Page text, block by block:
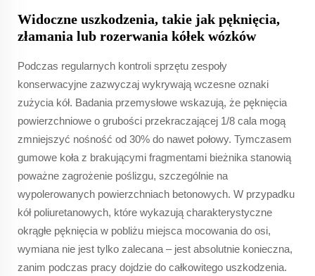
Widoczne uszkodzenia, takie jak pęknięcia,
złamania lub rozerwania kółek wózków
Podczas regularnych kontroli sprzętu zespoły
konserwacyjne zazwyczaj wykrywają wczesne oznaki
zużycia kół. Badania przemysłowe wskazują, że pęknięcia
powierzchniowe o grubości przekraczającej 1/8 cala mogą
zmniejszyć nośność od 30% do nawet połowy. Tymczasem
gumowe koła z brakującymi fragmentami bieżnika stanowią
poważne zagrożenie poślizgu, szczególnie na
wypolerowanych powierzchniach betonowych. W przypadku
kół poliuretanowych, które wykazują charakterystyczne
okrągłe pęknięcia w pobliżu miejsca mocowania do osi,
wymiana nie jest tylko zalecana – jest absolutnie konieczna,
zanim podczas pracy dojdzie do całkowitego uszkodzenia.